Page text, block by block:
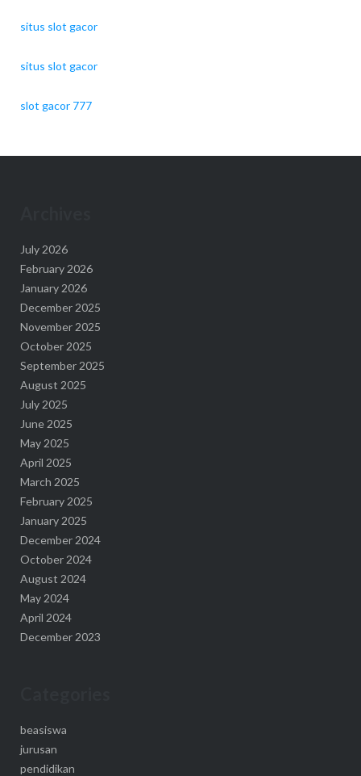
situs slot gacor
situs slot gacor
slot gacor 777
July 2026
February 2026
January 2026
December 2025
November 2025
October 2025
September 2025
August 2025
July 2025
June 2025
May 2025
April 2025
March 2025
February 2025
January 2025
December 2024
October 2024
August 2024
May 2024
April 2024
December 2023
beasiswa
jurusan
pendidikan